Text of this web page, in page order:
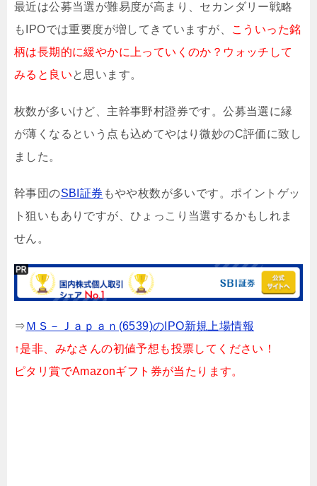
最近は公募当選が難易度が高まり、セカンダリー戦略
もIPOでは重要度が増してきていますが、
こういった銘
柄は長期的に緩やかに上っていくのか？ウォッチして
みると良いと思います。
枚数が多いけど、主幹事野村證券です。公募当選に縁
が薄くなるという点も込めてやはり微妙のC評価に致し
ました。
幹事団のSBI証券 もやや枚数が多いです。ポイントゲッ
ト狙いもありですが、ひょっこり当選するかもしれま
せん。
⇒ＭＳ－Ｊａｐａｎ(6539)のIPO新規上場情報
↑是非、みなさんの初値予想も投票してください！
ピタリ賞でAmazonギフト券が当たります。